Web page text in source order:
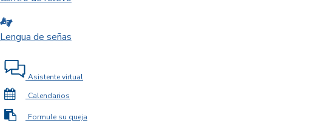
Lengua de señas
Asistente virtual
Calendarios
Formule su queja